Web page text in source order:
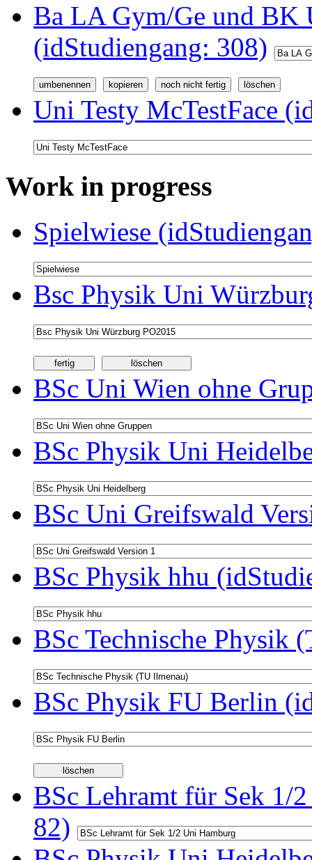
Ba LA Gym/Ge und BK
(idStudiengang: 308)
Uni Testy McTestFace
Work in progress
Spielwiese
Bsc Physik Uni
BSc Uni Wien ohne
BSc Physik Uni
BSc Uni Greifswald
BSc Physik hhu
BSc Technische Physik
BSc Physik FU Berlin
BSc Lehramt für Sek 1/
82)